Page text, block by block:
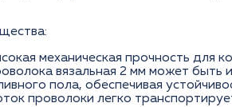
механическая прочность для
вязальная 2 мм может быть
пола, обеспечивая
проволоки легко